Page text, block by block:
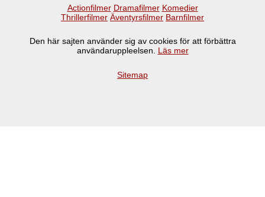
Actionfilmer Dramafilmer Komedier
Thrillerfilmer Äventyrsfilmer Barnfilmer
Den här sajten använder sig av cookies för att förbättra
användaruppleelsen. Läs mer
Sitemap